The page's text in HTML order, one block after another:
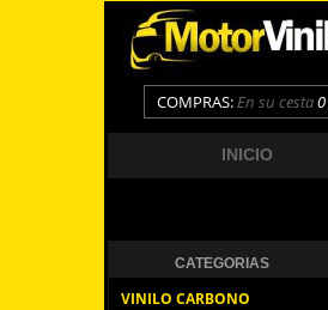
COMPRAS:En su cesta0
INICIO
CATEGORIAS
VINILO CARBONO